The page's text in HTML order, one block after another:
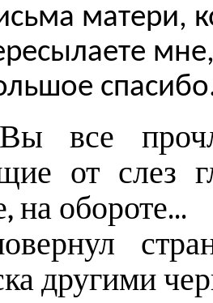
матери,
все
от слез
на обороте...
другими